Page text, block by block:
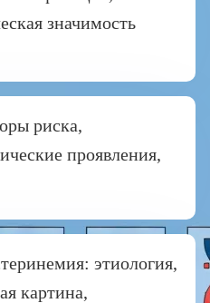
значимость
риска,
проявления,
этиология,
картина,